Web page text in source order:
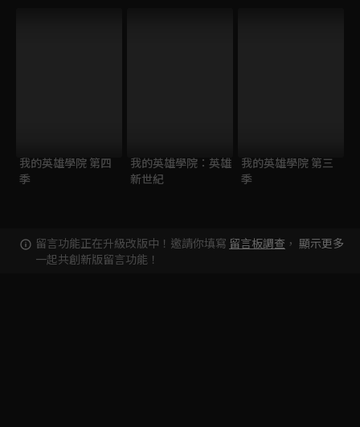
我的英雄學院 第四
季
我的英雄學院：英雄
新世紀
我的英雄學院 第三
季
留言功能正在升級改版中！邀請你填寫 留言板調查 ，
一起共創新版留言功能！
顯示更多